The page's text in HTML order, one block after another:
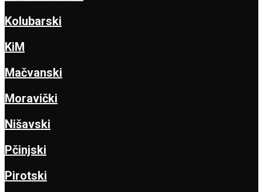
Kolubarski
KiM
Mačvanski
Moravički
Nišavski
Pčinjski
Pirotski